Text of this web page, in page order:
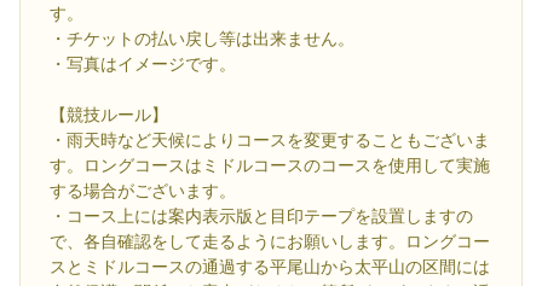
す。
・チケットの払い戻し等は出来ません。
・写真はイメージです。
【競技ルール】
・雨天時など天候によりコースを変更することもございま
す。ロングコースはミドルコースのコースを使用して実施
する場合がございます。
・コース上には案内表示版と目印テープを設置しますの
で、各自確認をして走るようにお願いします。ロングコー
スとミドルコースの通過する平尾山から太平山の区間には